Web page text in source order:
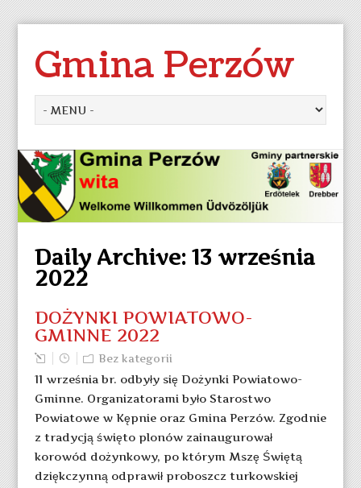
Gmina Perzów
Daily Archive: 13 września
2022
DOŻYNKI POWIATOWO-
GMINNE 2022
Bez kategorii
11 września br. odbyły się Dożynki Powiatowo-
Gminne. Organizatorami było Starostwo
Powiatowe w Kępnie oraz Gmina Perzów. Zgodnie
z tradycją święto plonów zainaugurował
korowód dożynkowy, po którym Mszę Świętą
dziękczynną odprawił proboszcz turkowskiej